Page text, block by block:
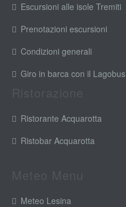
Escursioni alle isole Tremiti
Prenotazioni escursioni
Condizioni generali
Giro in barca con il Lagobus
Ristorante Acquarotta
Ristobar Acquarotta
Meteo Lesina